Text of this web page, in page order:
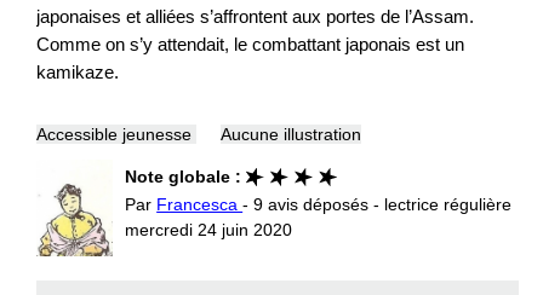
japonaises et alliées s’affrontent aux portes de l’Assam.
Comme on s’y attendait, le combattant japonais est un
kamikaze.
Accessible jeunesse Aucune illustration
Note globale :
Par Francesca- 9 avis déposés - lectrice régulière
mercredi 24 juin 2020